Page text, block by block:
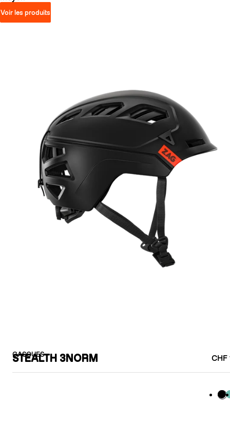
Voir les produits
CASQUES
STEALTH 3NORM CHF